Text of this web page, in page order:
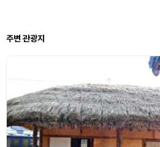
주변 관광지